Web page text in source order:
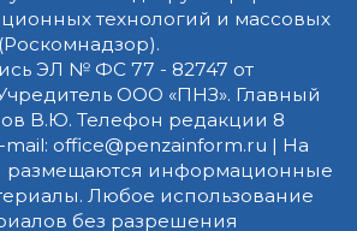
технологий и массовых
ЭЛ № ФС 77 - 82747 от
Учредитель ООО «ПНЗ». Главный
В.Ю. Телефон редакции 8
mail: office@penzainform.ru | На
размещаются информационные
Любое использование
без разрешения